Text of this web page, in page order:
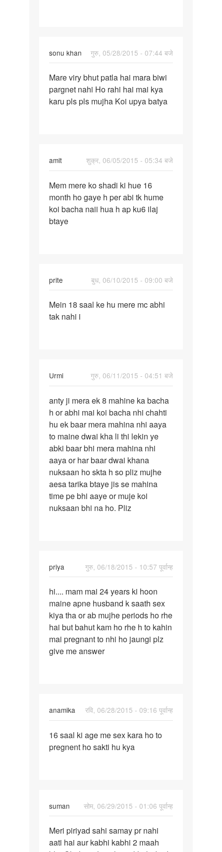
sonu khan
गुरु, 05/28/2015 - 07:44 बजे
Mare
viry
bhut
Mare viry bhut patla hai mara biwi
pargnet nahi Ho rahi hai mai kya
karu pls pls mujha Koi upya batya
amit
शुक्र, 06/05/2015 - 05:34 बजे
Mem
mere
ko
shadi
Mem mere ko shadi ki hue 16
month ho gaye h per abi tk hume
koi bacha naii hua h ap ku6 ilaj
btaye
prite
बुध, 06/10/2015 - 09:00 बजे
Mein
18
mc
Mein 18 saal ke hu mere mc abhi
tak nahi i
Urmi
गुरु, 06/11/2015 - 04:51 बजे
anty
ji
mera
ek
8
mahine
ka
anty ji mera ek 8 mahine ka bacha
h or abhi mai koi bacha nhi chahti
hu ek baar mera mahina nhi aaya
to maine dwai kha li thi lekin ye
abki baar bhi mera mahina nhi
aaya or har baar dwai khana
nuksaan ho skta h so pliz mujhe
aesa tarika btaye jis se mahina
time pe bhi aaye or muje koi
nuksaan bhi na ho. Pliz
priya
गुरु, 06/18/2015 - 10:57 पूर्वान्ह
hi....
mam
mai
24
years
ki
hi.... mam mai 24 years ki hoon
maine apne husband k saath sex
kiya tha or ab mujhe periods ho rhe
hai but bahut kam ho rhe h to kahin
mai pregnant to nhi ho jaungi plz
give me answer
anamika
रवि, 06/28/2015 - 09:16 पूर्वान्ह
16
saal
kara
ho
16 saal ki age me sex kara ho to
pregnent ho sakti hu kya
suman
सोम, 06/29/2015 - 01:06 पूर्वान्ह
Meri
piriyad
Meri piriyad sahi samay pr nahi
aati hai aur kabhi kabhi 2 maah